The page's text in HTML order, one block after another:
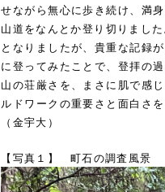
せながら無心に歩き続け、満
山道をなんとか登り切りまし
となりましたが、貴重な記録
に登ってみたことで、登拝の
山の荘厳さを、まさに肌で感
ルドワークの重要さと面白さ
（金宇大）
【写真１】 町石の調査風景